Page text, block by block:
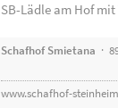
SB-Lädle am Hof
Schafhof Smietana ·
www.schafhof-